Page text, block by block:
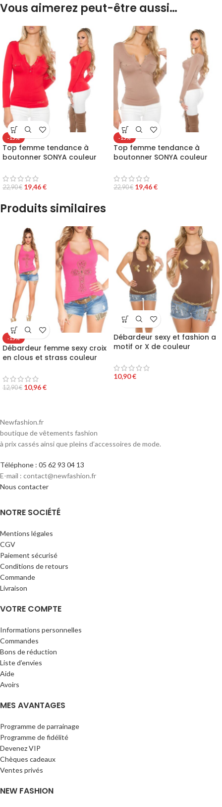
Vous aimerez peut-être aussi…
-15%
Top femme tendance à
boutonner SONYA couleur
22,90€ 19,46€
-15%
Top femme tendance à
boutonner SONYA couleur
22,90€ 19,46€
Produits similaires
-15%
Débardeur femme sexy croix
en clous et strass couleur
12,90€ 10,96€
Débardeur sexy et fashion a
motif or X de couleur
10,90€
Newfashion.fr
boutique de vêtements fashion
à prix cassés ainsi que pleins d’accessoires de mode.
Téléphone : 05 62 93 04 13
E-mail : contact@newfashion.fr
Nous contacter
NOTRE SOCIÉTÉ
Mentions légales
CGV
Paiement sécurisé
Conditions de retours
Commande
Livraison
VOTRE COMPTE
Informations personnelles
Commandes
Bons de réduction
Liste d’envies
Aide
Avoirs
MES AVANTAGES
Programme de parrainage
Programme de fidélité
Devenez VIP
Chèques cadeaux
Ventes privés
NEW FASHION